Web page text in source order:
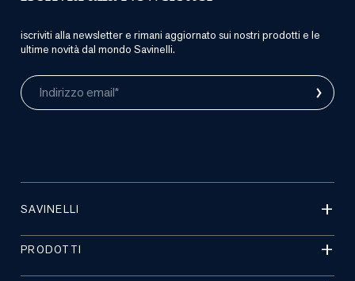
iscriviti alla newsletter e rimani aggiornato sui nostri prodotti e le
ultime novità dal mondo Savinelli.
Indirizzo email* ›
SAVINELLI
PRODOTTI